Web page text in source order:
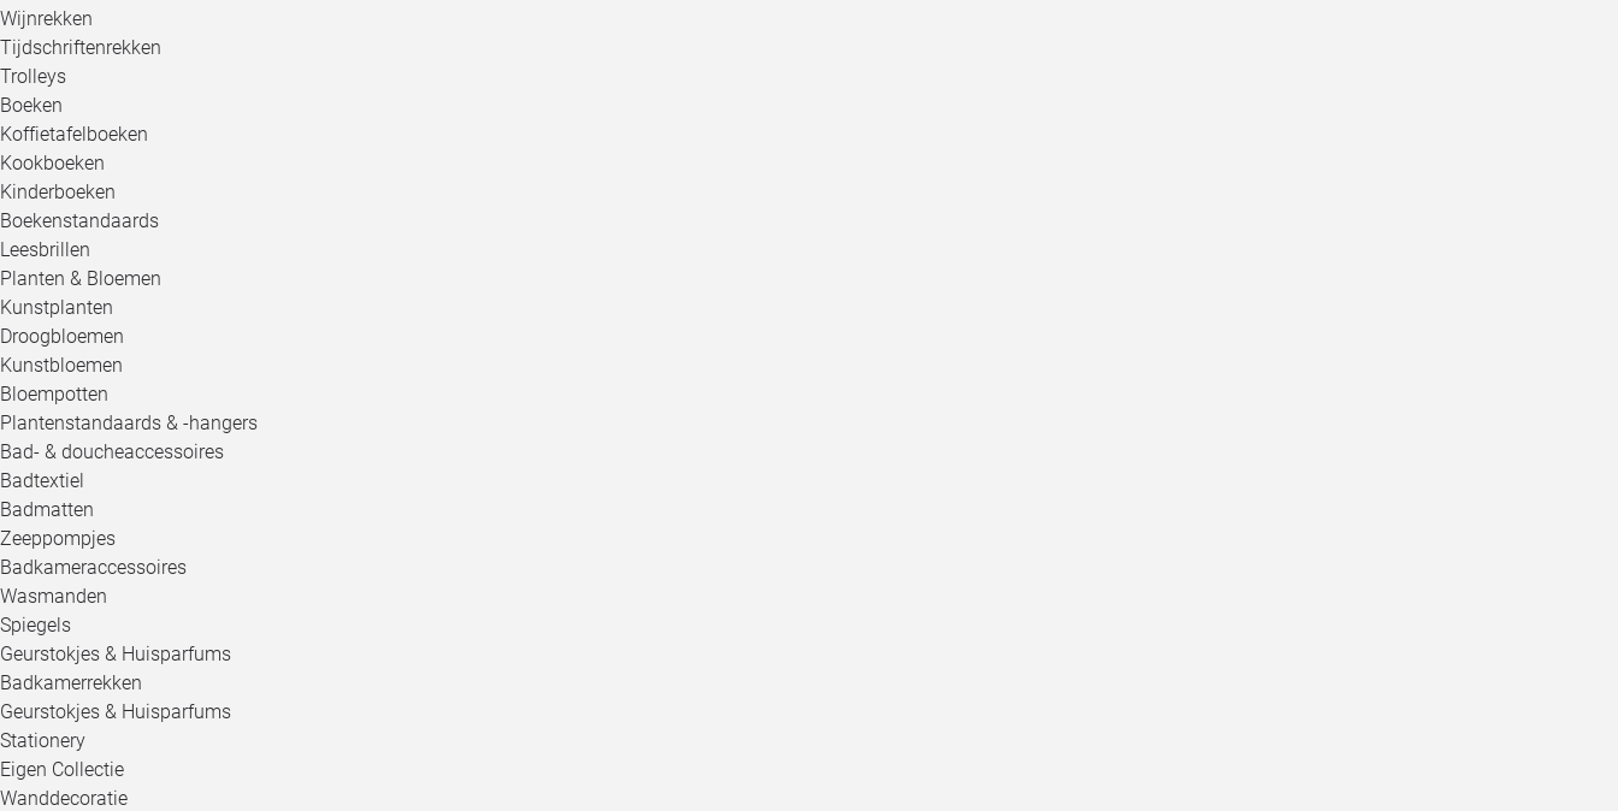
Wijnrekken
Tijdschriftenrekken
Trolleys
Boeken
Koffietafelboeken
Kookboeken
Kinderboeken
Boekenstandaards
Leesbrillen
Planten & Bloemen
Kunstplanten
Droogbloemen
Kunstbloemen
Bloempotten
Plantenstandaards & -hangers
Bad- & doucheaccessoires
Badtextiel
Badmatten
Zeeppompjes
Badkameraccessoires
Wasmanden
Spiegels
Geurstokjes & Huisparfums
Badkamerrekken
Geurstokjes & Huisparfums
Stationery
Eigen Collectie
Wanddecoratie